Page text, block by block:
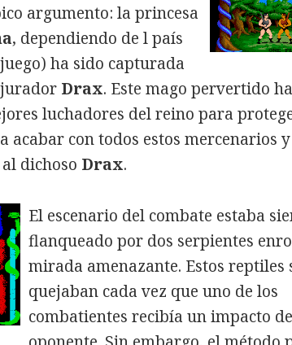
argumento: la princesa
, dependiendo de l país
ha sido capturada
Drax. Este mago pervertido ha
luchadores del reino para
acabar con todos estos mercenarios
dichoso Drax.
El escenario del combate estaba
flanqueado por dos serpientes
mirada amenazante. Estos reptiles
quejaban cada vez que uno de los
combatientes recibía un impacto